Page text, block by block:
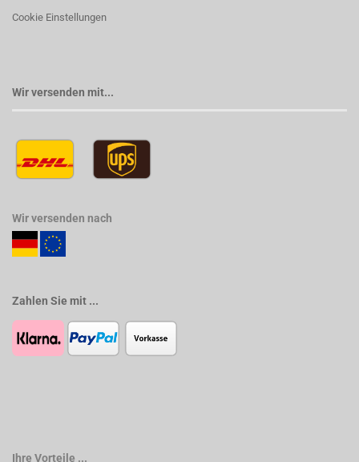
Cookie Einstellungen
Wir versenden mit...
Wir versenden nach
Zahlen Sie mit ...
Ihre Vorteile ...